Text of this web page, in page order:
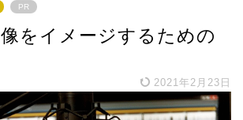
PR
をイメージするための
2021年2月23日